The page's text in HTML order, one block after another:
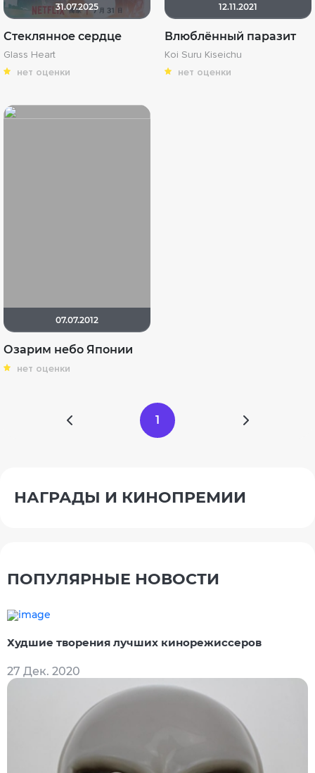
31.07.2025
Стеклянное сердце
Glass Heart
нет оценки
12.11.2021
Влюблённый паразит
Koi Suru Kiseichu
нет оценки
07.07.2012
Озарим небо Японии
нет оценки
1
НАГРАДЫ И КИНОПРЕМИИ
ПОПУЛЯРНЫЕ НОВОСТИ
Худшие творения лучших кинорежиссеров
27 Дек. 2020